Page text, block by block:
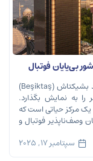
بی‌پایان فوتبال
در میان تمام محله‌های استانبول، کمتر جایی مانند بشیکتاش (Beşiktaş)
را به نمایش بگذارد.
مرکز حیاتی است که
وصف‌ناپذیر فوتبال و
سپتامبر 17, 2025